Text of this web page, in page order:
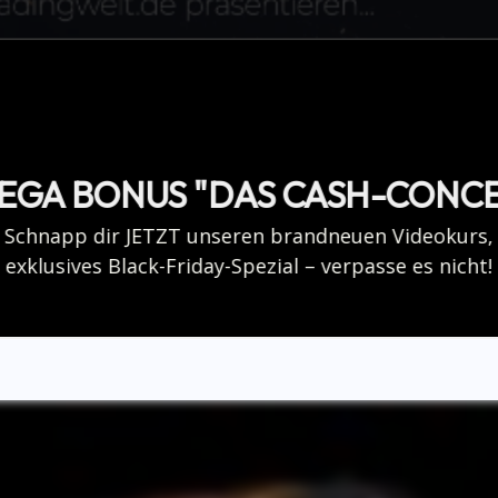
BONUS "DAS CASH-
Schnapp dir JETZT unseren brandneuen Videokurs,
exklusives Black-Friday-Spezial – verpasse es nicht!